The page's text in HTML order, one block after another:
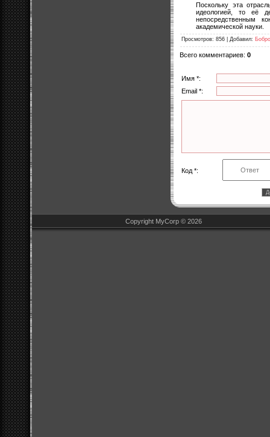
Поскольку эта
идеологией, то её
непосредственным
академической науки.
Просмотров: 856 | Добавил:
Всего комментариев: 0
Имя *:
Email *:
Код *:
Copyright MyCorp © 2026